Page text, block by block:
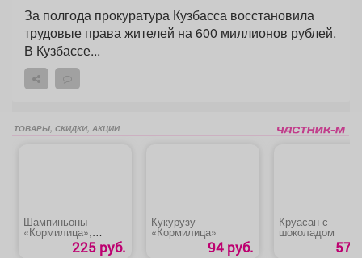
За полгода прокуратура Кузбасса восстановила
трудовые права жителей на 600 миллионов рублей.
В Кузбассе...
ТОВАРЫ, СКИДКИ, АКЦИИ
Шампиньоны
«Кормилица»,
резаные 225 руб.
Кукурузу
«Кормилица»
94 руб.
Круасан с
шоколадом
57